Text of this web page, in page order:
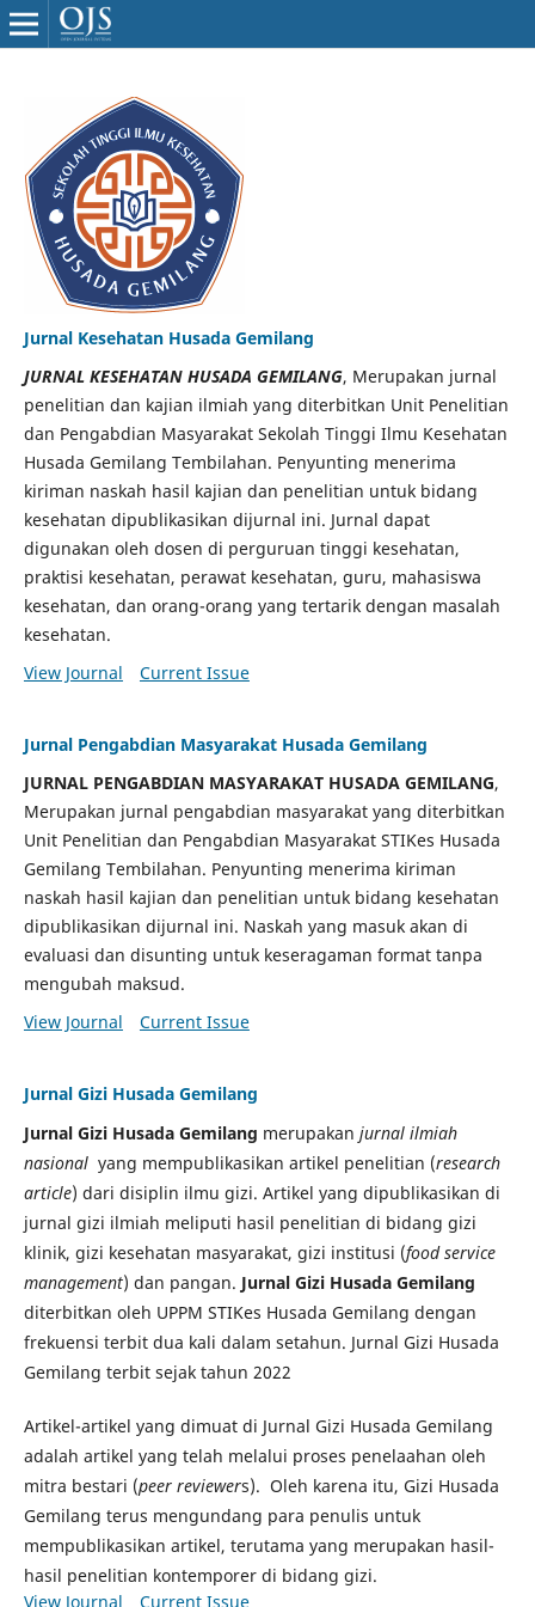
Jurnal Kesehatan Husada Gemilang
JURNAL KESEHATAN HUSADA GEMILANG, Merupakan jurnal
penelitian dan kajian ilmiah yang diterbitkan Unit Penelitian
dan Pengabdian Masyarakat Sekolah Tinggi Ilmu Kesehatan
Husada Gemilang Tembilahan. Penyunting menerima
kiriman naskah hasil kajian dan penelitian untuk bidang
kesehatan dipublikasikan dijurnal ini. Jurnal dapat
digunakan oleh dosen di perguruan tinggi kesehatan,
praktisi kesehatan, perawat kesehatan, guru, mahasiswa
kesehatan, dan orang-orang yang tertarik dengan masalah
kesehatan.
View Journal
Current Issue
Jurnal Pengabdian Masyarakat Husada Gemilang
JURNAL PENGABDIAN MASYARAKAT HUSADA GEMILANG,
Merupakan jurnal pengabdian masyarakat yang diterbitkan
Unit Penelitian dan Pengabdian Masyarakat STIKes Husada
Gemilang Tembilahan. Penyunting menerima kiriman
naskah hasil kajian dan penelitian untuk bidang kesehatan
dipublikasikan dijurnal ini. Naskah yang masuk akan di
evaluasi dan disunting untuk keseragaman format tanpa
mengubah maksud.
View Journal
Current Issue
Jurnal Gizi Husada Gemilang
Jurnal Gizi Husada Gemilang merupakan jurnal ilmiah
nasionalyang mempublikasikan artikel penelitian (research
article) dari disiplin ilmu gizi. Artikel yang dipublikasikan di
jurnal gizi ilmiah meliputi hasil penelitian di bidang gizi
klinik, gizi kesehatan masyarakat, gizi institusi (food service
management) dan pangan. Jurnal Gizi Husada Gemilang
diterbitkan oleh UPPM STIKes Husada Gemilang dengan
frekuensi terbit dua kali dalam setahun. Jurnal Gizi Husada
Gemilang terbit sejak tahun 2022
Artikel-artikel yang dimuat di Jurnal Gizi Husada Gemilang
adalah artikel yang telah melalui proses penelaahan oleh
mitra bestari (peer reviewers). Oleh karena itu, Gizi Husada
Gemilang terus mengundang para penulis untuk
mempublikasikan artikel, terutama yang merupakan hasil-
hasil penelitian kontemporer di bidang gizi.
View Journal
Current Issue